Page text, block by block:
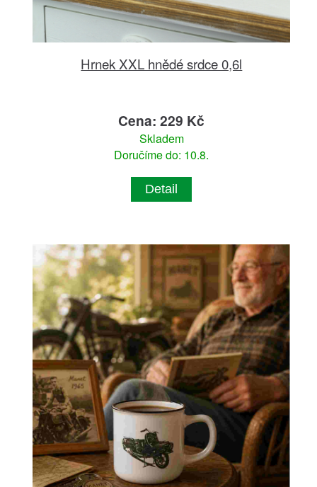
Hrnek XXL hnědé srdce 0,6l
Cena: 229 Kč
Skladem
Doručíme do: 10.8.
Detail